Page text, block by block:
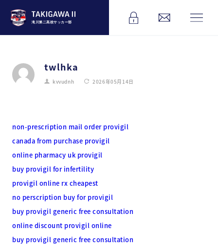
滝川第二高校サッカー部
twlhka
kvvudnh 2026年05月14日
non-prescription mail order provigil
canada from purchase provigil
online pharmacy uk provigil
buy provigil for infertility
provigil online rx cheapest
no perscription buy for provigil
buy provigil generic free consultation
online discount provigil online
buy provigil generic free consultation